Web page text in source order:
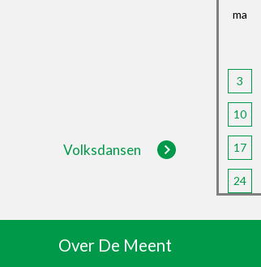
Volksdansen
ma
3
10
17
24
Over De Meent